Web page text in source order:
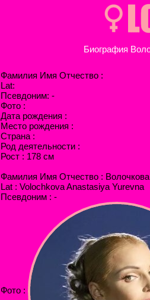
Биография
Фамилия Имя Отчество :
Lat:
Псевдоним: -
Фото :
Дата рождения :
Место рождения :
Страна :
Род деятельности :
Рост : 178 см
Фамилия Имя Отчество :
Lat : Volochkova Anastasiya Yurevna
Псевдоним : -
Фото :